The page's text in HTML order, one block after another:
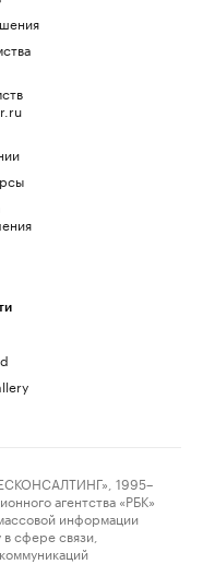
1995–
агентства «РБК»
информации
сфере связи,